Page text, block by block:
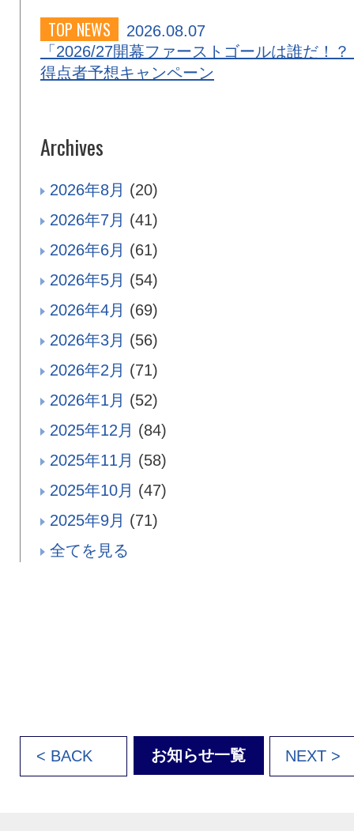
TOP NEWS
2026.08.07
「2026/27開幕ファーストゴールは誰だ！？
得点者予想キャンペーン
Archives
2026年8月 (20)
2026年7月 (41)
2026年6月 (61)
2026年5月 (54)
2026年4月 (69)
2026年3月 (56)
2026年2月 (71)
2026年1月 (52)
2025年12月 (84)
2025年11月 (58)
2025年10月 (47)
2025年9月 (71)
全てを見る
< BACK お知らせ一覧 NEXT >